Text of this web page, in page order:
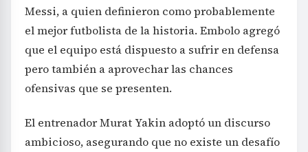
Messi, a quien definieron como probablemente
el mejor futbolista de la historia. Embolo agregó
que el equipo está dispuesto a sufrir en defensa
pero también a aprovechar las chances
ofensivas que se presenten.
El entrenador Murat Yakin adoptó un discurso
ambicioso, asegurando que no existe un desafío